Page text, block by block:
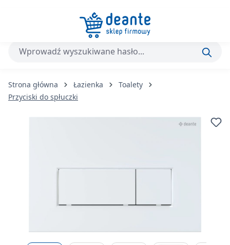
Przejdź do głównej zawartości
Strona główna Łazienka
Toalety
Przyciski do spłuczki